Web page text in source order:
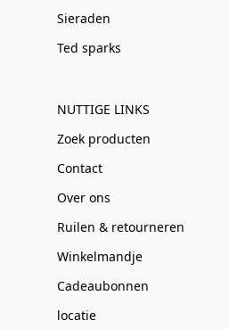
Sieraden
Ted sparks
NUTTIGE LINKS
Zoek producten
Contact
Over ons
Ruilen & retourneren
Winkelmandje
Cadeaubonnen
locatie